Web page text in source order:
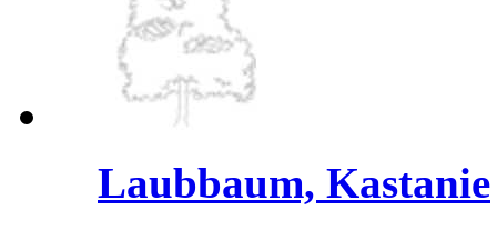
Laubbaum, Kastanie